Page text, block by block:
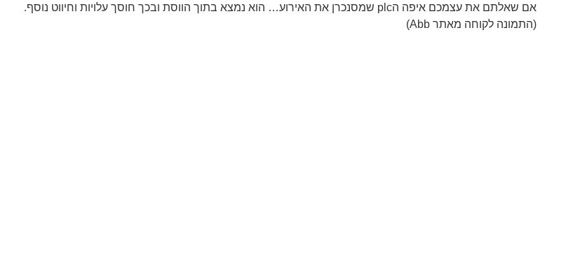
אם שאלתם את עצמכם איפה הplc שמסנכרן את האירוע… הוא נמצא בתוך הווסת ובכך חוסך עלויות וחיווט נוסף.
(התמונה לקוחה מאתר Abb)